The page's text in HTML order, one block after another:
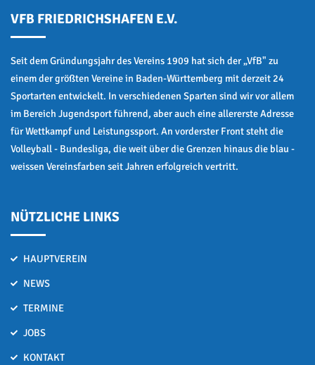
VFB FRIEDRICHSHAFEN E.V.
Seit dem Gründungsjahr des Vereins 1909 hat sich der „VfB" zu
einem der größten Vereine in Baden-Württemberg mit derzeit 24
Sportarten entwickelt. In verschiedenen Sparten sind wir vor allem
im Bereich Jugendsport führend, aber auch eine allererste Adresse
für Wettkampf und Leistungssport. An vorderster Front steht die
Volleyball - Bundesliga, die weit über die Grenzen hinaus die blau -
weissen Vereinsfarben seit Jahren erfolgreich vertritt.
NÜTZLICHE LINKS
HAUPTVEREIN
NEWS
TERMINE
JOBS
KONTAKT